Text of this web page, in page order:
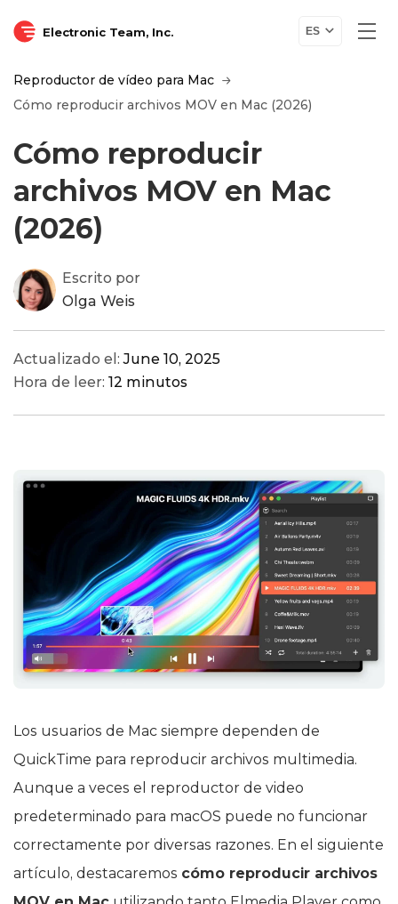
Electronic Team, Inc. ES
Reproductor de vídeo para Mac
Cómo reproducir archivos MOV en Mac (2026)
Cómo reproducir
archivos MOV en Mac
(2026)
Escrito por
Olga Weis
Actualizado el:June 10, 2025
Hora de leer: 12 minutos
Los usuarios de Mac siempre dependen de
QuickTime para reproducir archivos multimedia.
Aunque a veces el reproductor de video
predeterminado para macOS puede no funcionar
correctamente por diversas razones. En el siguiente
artículo, destacaremos cómo reproducir archivos